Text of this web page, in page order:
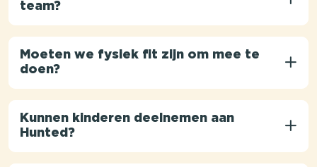
team?
Moeten we fysiek fit zijn om mee te
doen?
Kunnen kinderen deelnemen aan
Hunted?